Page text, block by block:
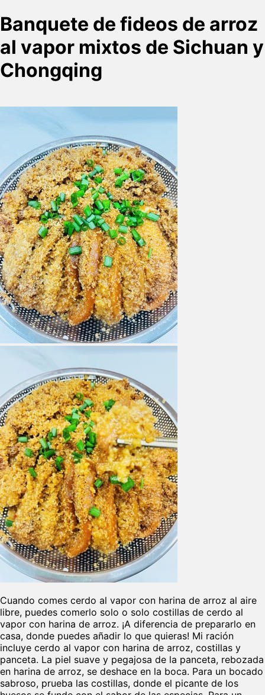
Banquete de fideos de arroz
al vapor mixtos de Sichuan y
Chongqing
Cuando comes cerdo al vapor con harina de arroz al aire
libre, puedes comerlo solo o solo costillas de cerdo al
vapor con harina de arroz. ¡A diferencia de prepararlo en
casa, donde puedes añadir lo que quieras! Mi ración
incluye cerdo al vapor con harina de arroz, costillas y
panceta. La piel suave y pegajosa de la panceta, rebozada
en harina de arroz, se deshace en la boca. Para un bocado
sabroso, prueba las costillas, donde el picante de los